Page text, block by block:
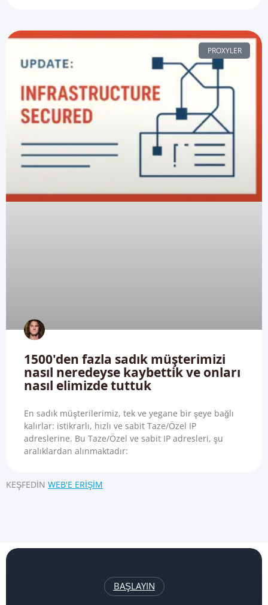
PROXYLER
1500'den fazla sadık müşterimizi
nasıl neredeyse kaybettik ve onları
nasıl elimizde tuttuk
En sadık müşterilerimiz, tek ve yegane bir şeye bağlı
kalırlar: istikrarlı, hızlı ve sabit Taze/Özel IP
adreslerine. Bu Taze/Özel ve sabit IP adresleri, şu
aralıklardan alınmaktadır:
KEŞFEDIN WEB'E ERIŞIM
BAŞLAYIN